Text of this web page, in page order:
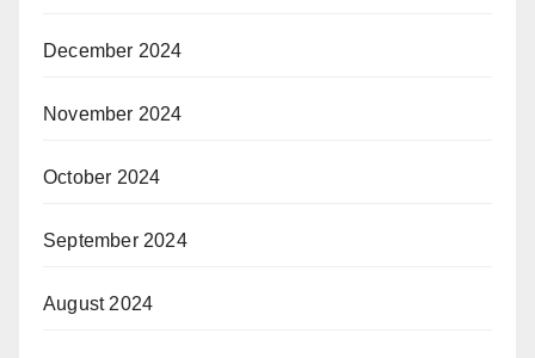
December 2024
November 2024
October 2024
September 2024
August 2024